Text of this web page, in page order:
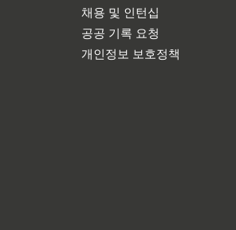
채용 및 인턴십
공공 기록 요청
개인정보 보호정책